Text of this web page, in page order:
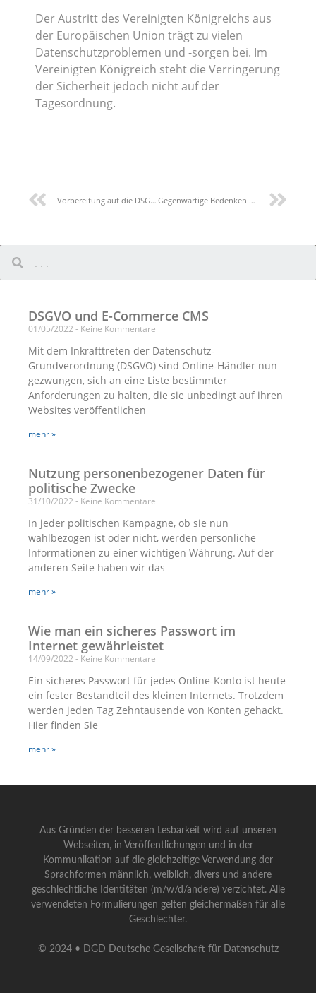
Der Austritt des Vereinigten Königreichs aus
der Europäischen Union trägt zu vielen
Datenschutzproblemen und -sorgen bei. Im
Vereinigten Königreich steht die Verringerung
der Sicherheit jedoch nicht auf der
Tagesordnung.
Vorbereitung auf die DSGVO – 10 praktische Schritte Gegenwärtige Bedenken – Organbeschaffung, COVID-19 und Vertraulichkeit
DSGVO und E-Commerce CMS
01/05/2022 Keine Kommentare
Mit dem Inkrafttreten der Datenschutz-
Grundverordnung (DSGVO) sind Online-Händler nun
gezwungen, sich an eine Liste bestimmter
Anforderungen zu halten, die sie unbedingt auf ihren
Websites veröffentlichen
mehr »
Nutzung personenbezogener Daten für
politische Zwecke
31/10/2022 Keine Kommentare
In jeder politischen Kampagne, ob sie nun
wahlbezogen ist oder nicht, werden persönliche
Informationen zu einer wichtigen Währung. Auf der
anderen Seite haben wir das
mehr »
Wie man ein sicheres Passwort im
Internet gewährleistet
14/09/2022 Keine Kommentare
Ein sicheres Passwort für jedes Online-Konto ist heute
ein fester Bestandteil des kleinen Internets. Trotzdem
werden jeden Tag Zehntausende von Konten gehackt.
Hier finden Sie
mehr »
Aus Gründen der besseren Lesbarkeit wird auf unseren
Webseiten, in Veröffentlichungen und in der
Kommunikation auf die gleichzeitige Verwendung der
Sprachformen männlich, weiblich, divers und andere
geschlechtliche Identitäten (m/w/d/andere) verzichtet. Alle
verwendeten Formulierungen gelten gleichermaßen für alle
Geschlechter.
© 2024 • DGD Deutsche Gesellschaft für Datenschutz